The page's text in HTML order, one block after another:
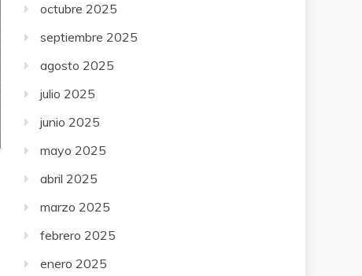
octubre 2025
septiembre 2025
agosto 2025
julio 2025
junio 2025
mayo 2025
abril 2025
marzo 2025
febrero 2025
enero 2025